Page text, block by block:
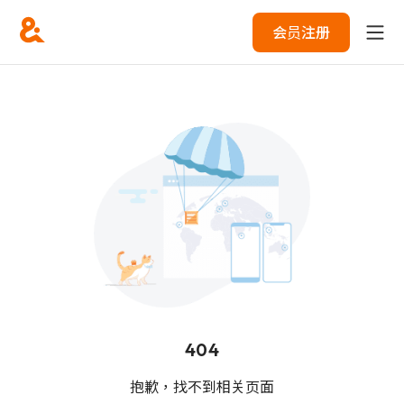
会员注册
404
抱歉，找不到相关页面